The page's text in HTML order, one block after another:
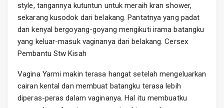
style, tangannya kutuntun untuk meraih kran shower,
sekarang kusodok dari belakang. Pantatnya yang padat
dan kenyal bergoyang-goyang mengikuti irama batangku
yang keluar-masuk vaginanya dari belakang. Cersex
Pembantu Stw Kisah
Vagina Yarmi makin terasa hangat setelah mengeluarkan
cairan kental dan membuat batangku terasa lebih
diperas-peras dalam vaginanya. Hal itu membuatku